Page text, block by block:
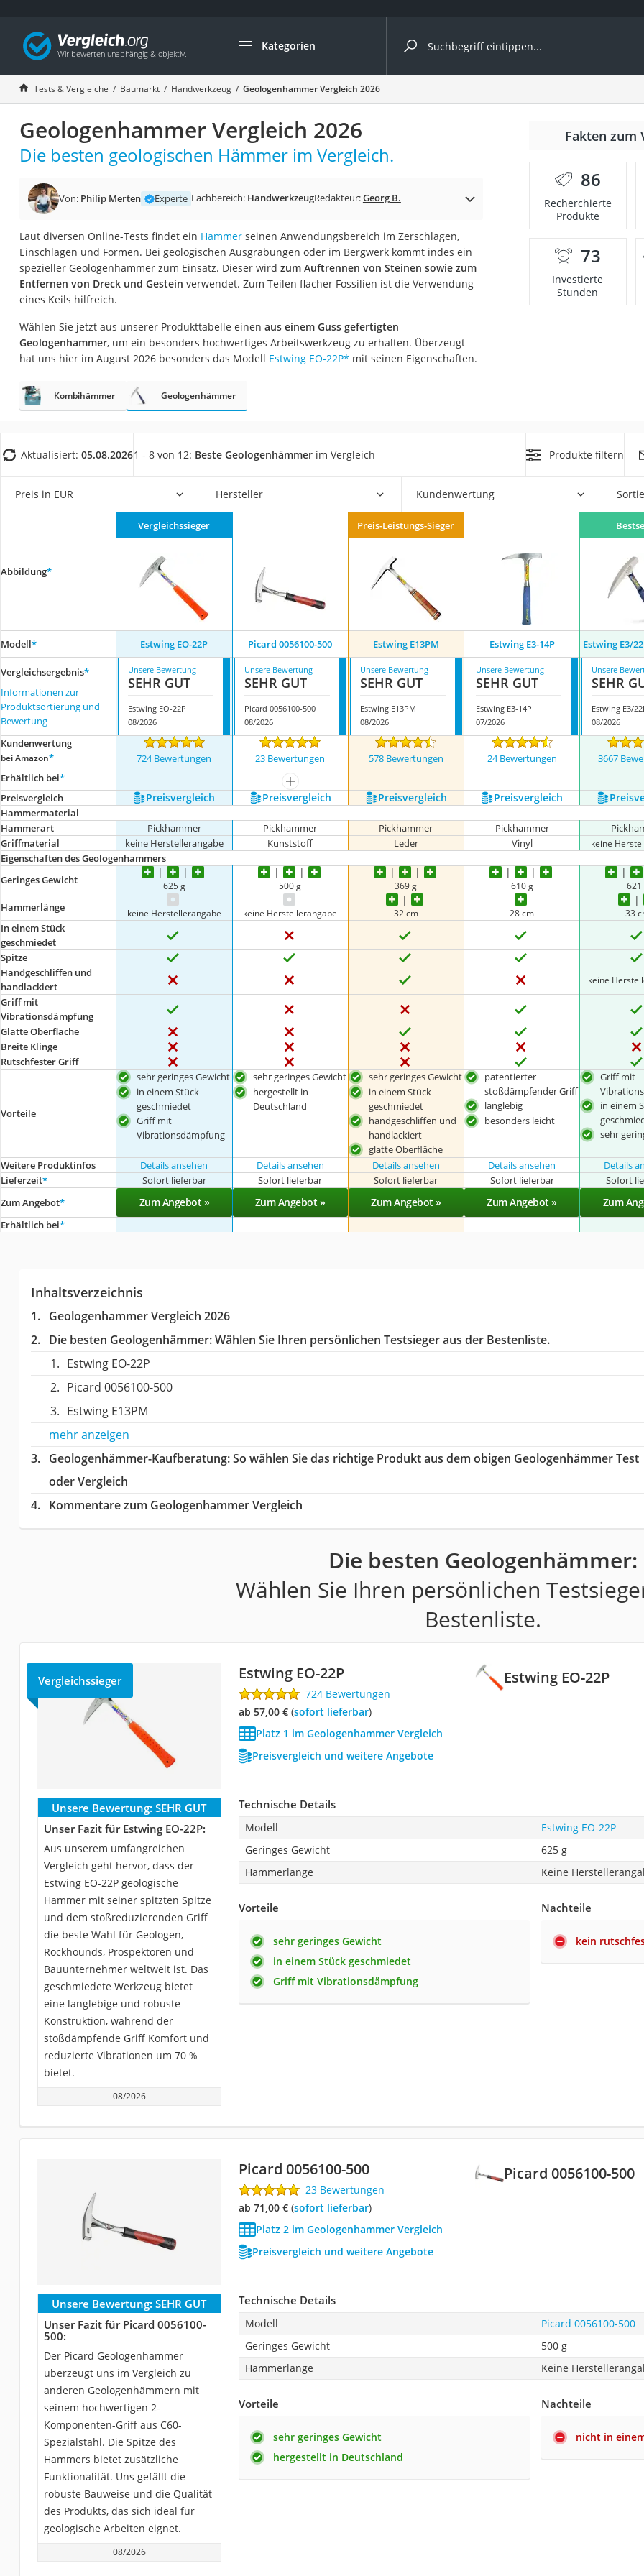
Kategorien
Die beliebtesten Vergleiche nach Kategorie
Baumarkt
Tresor feuerfest
Makita-Akku-Rasenmäher
Kappsäge
Akku-Rasentrimmer
Split-Klimaanlage 2 Innengeräte
Pelletofen
Bohrmaschine
Fliesenschneider
Hochdruckreiniger
Überwachungskamera
Akku-Laubsauger
Multimeter
Winterharte Palmen
Gasdurchlauferhitzer
Tests & Vergleiche Baumarkt Handwerkzeug Geologenhammer Vergleich 2026
Geologenhammer Vergleich 2026
Die besten geologischen Hämmer im Vergleich.
Von: Philip Merten Experte Fachbereich: HandwerkzeugRedakteur:Georg B.
Laut diversen Online-Tests findet ein Hammerseinen Anwendungsbereich im Zerschlagen,
Einschlagen und Formen. Bei geologischen Ausgrabungen oder im Bergwerk kommt indes ein
spezieller Geologenhammer zum Einsatz. Dieser wird zum Auftrennen von Steinen sowie zum
Entfernen von Dreck und Gestein verwendet. Zum Teilen flacher Fossilien ist die Verwendung
eines Keils hilfreich.
Wählen Sie jetzt aus unserer Produkttabelle einen aus einem Guss gefertigten
Geologenhammer, um ein besonders hochwertiges Arbeitswerkzeug zu erhalten. Überzeugt
hat uns hier im August 2026 besonders das Modell Estwing EO-22P* mit seinen Eigenschaften.
Fakten zum
86
Recherchierte
Produkte
73
Investierte
Stunden
Kombihämmer Geologenhämmer
Aktualisiert: 05.08.20261 - 8 von 12: Beste Geologenhämmer im Vergleich Produkte filtern
Preis in EUR Hersteller Kundenwertung
Abbildung*
Vergleichssieger Preis-Leistungs-Sieger
Modell* Estwing EO-22P Picard 0056100-500 Estwing E13PM Estwing E3-14P Estwing E3/
Vergleichsergebnis*
Informationen zur
Produktsortierung und
Bewertung
Unsere Bewertung
SEHR GUT
Estwing EO-22P
08/2026
Unsere Bewertung
SEHR GUT
Picard 0056100-500
08/2026
Unsere Bewertung
SEHR GUT
Estwing E13PM
08/2026
Unsere Bewertung
SEHR GUT
Estwing E3-14P
07/2026
Unsere
SEHR
08/2026
Kundenwertung
bei Amazon* 724 Bewertungen 23 Bewertungen 578 Bewertungen 24 Bewertungen
3667
Erhältlich bei*
mehr anzeigen
Preis­vergleich
Preis­vergleich Preis­vergleich Preis­vergleich Preis­vergleich
Hammermaterial
Hammerart
Pickhammer Pickhammer Pickhammer Pickhammer
Griffmaterial
keine Herstellerangabe Kunststoff Leder Vinyl keine
Eigenschaften des Geologenhammers
Geringes Gewicht
625 g 500 g 369 g 610 g 621
Hammerlänge keine Herstellerangabe keine Herstellerangabe 32 cm 28 cm 33
In einem Stück
geschmiedet
Spitze
Handgeschliffen und
handlackiert
keine
Griff mit
Vibrationsdämpfung
Glatte Oberfläche
Breite Klinge
Rutschfester Griff
Vorteile
sehr geringes Gewicht
in einem Stück
geschmiedet
Griff mit
Vibrationsdämpfung
sehr geringes Gewicht
hergestellt in
Deutschland
sehr geringes Gewicht
in einem Stück
geschmiedet
handgeschliffen und
handlackiert
glatte Oberfläche
patentierter
stoßdämpfender Griff
langlebig
besonders leicht
Griff mit
in einem
sehr
Weitere Produktinfos Details ansehen Details ansehen Details ansehen Details ansehen
Details
Lieferzeit* Sofort lieferbar Sofort lieferbar Sofort lieferbar Sofort lieferbar
Sofort
Zum Angebot* Zum Angebot » Zum Angebot » Zum Angebot » Zum Angebot » Zum
Erhältlich bei*
Inhaltsverzeichnis
Geologenhammer Vergleich 2026
Die besten Geologenhämmer:Wählen Sie Ihren persönlichen Testsieger aus der Bestenliste.
Estwing EO-22P
Picard 0056100-500
Estwing E13PM
mehr anzeigen
Geologenhämmer-Kaufberatung: So wählen Sie das richtige Produkt aus dem obigen Geologenhämmer Test
oder Vergleich
Kommentare zum Geologenhammer Vergleich
Die besten Geologenhämmer:
Wählen Sie Ihren persönlichen
Bestenliste.
Estwing EO-22P
Vergleichssieger Estwing EO-22P
724 Bewertungen
ab 57,00 €( Sofort lieferbar)
Platz 1 im Geologenhammer Vergleich
Preisvergleich und weitere Angebote
Unsere Bewertung: SEHR GUT
Unser Fazit für Estwing EO-22P:
Aus unserem umfangreichen
Vergleich geht hervor, dass der
Estwing EO-22P geologische
Hammer mit seiner spitzten Spitze
und dem stoßreduzierenden Griff
die beste Wahl für Geologen,
Rockhounds, Prospektoren und
Bauunternehmer weltweit ist. Das
geschmiedete Werkzeug bietet
eine langlebige und robuste
Konstruktion, während der
stoßdämpfende Griff Komfort und
reduzierte Vibrationen um 70 %
bietet.
08/2026
Technische Details
Modell
Estwing EO-22P
Geringes Gewicht
625 g
Hammerlänge
Keine
Vorteile
sehr geringes Gewicht
in einem Stück geschmiedet
Griff mit Vibrationsdämpfung
Nachteile
kein
Picard 0056100-500
Picard 0056100-500
23 Bewertungen
ab 71,00 €( Sofort lieferbar)
Platz 2 im Geologenhammer Vergleich
Preisvergleich und weitere Angebote
Unsere Bewertung: SEHR GUT
Unser Fazit für Picard 0056100-
500:
Der Picard Geologenhammer
überzeugt uns im Vergleich zu
anderen Geologenhämmern mit
seinem hochwertigen 2-
Komponenten-Griff aus C60-
Spezialstahl. Die Spitze des
Hammers bietet zusätzliche
Funktionalität. Uns gefällt die
robuste Bauweise und die Qualität
des Produkts, das sich ideal für
geologische Arbeiten eignet.
08/2026
Technische Details
Modell
Picard 0056100-500
Geringes Gewicht
500 g
Hammerlänge
Keine
Vorteile
sehr geringes Gewicht
hergestellt in Deutschland
Nachteile
nicht in